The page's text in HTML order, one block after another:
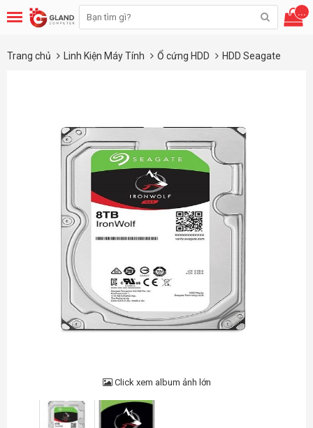
...
Trang chủ Linh Kiện Máy Tính Ổ cứng HDD HDD Seagate
Click xem album ảnh lớn